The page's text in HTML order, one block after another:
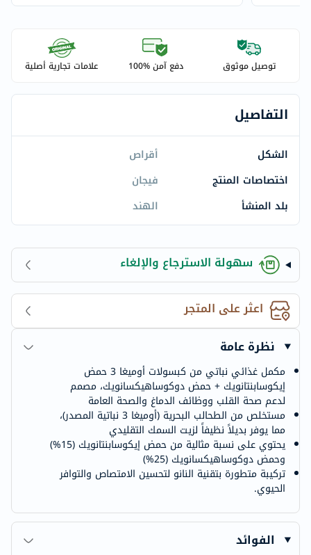
توصيل موثوق دفع آمن %100 علامات تجارية أصلية
التفاصيل
الشكل
أقراص
اختصاصات المنتج
فيجان
بلد المنشأ
الهند
سهولة الاسترجاع والإلغاء
اعثر على المتجر
نظرة عامة
مكمل غذائي نباتي من كبسولات أوميغا 3 حمض
إيكوسابنتانويك + حمض دوكوساهيكسانويك، مصمم
لدعم صحة القلب ووظائف الدماغ والصحة العامة
مستخلص من الطحالب البحرية (أوميغا 3 نباتية المصدر)،
مما يوفر بديلاً نظيفاً لزيت السمك التقليدي
يحتوي على نسبة مثالية من حمض إيكوسابنتانويك (15%)
وحمض دوكوساهيكسانويك (25%)
تركيبة متطورة بتقنية النانو لتحسين الامتصاص والتوافر
الحيوي.
الفوائد